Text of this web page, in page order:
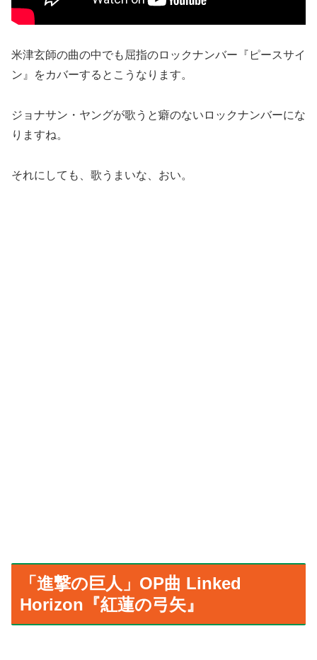
米津玄師の曲の中でも屈指のロックナンバー『ピースサイ
ン』をカバーするとこうなります。
ジョナサン・ヤングが歌うと癖のないロックナンバーにな
りますね。
それにしても、歌うまいな、おい。
「進撃の巨人」OP曲 Linked
Horizon『紅蓮の弓矢』